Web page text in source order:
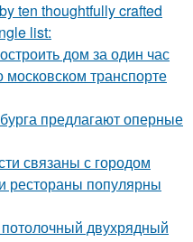
ten thoughtfully crafted
list:
дом за один час
транспорте
предлагают оперные
связаны с городом
рестораны популярны
двухрядный